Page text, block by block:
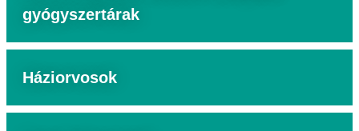
gyógyszertárak
Háziorvosok